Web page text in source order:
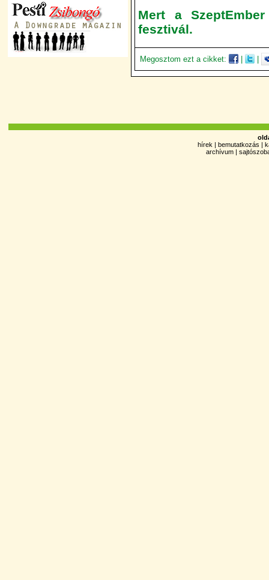
Mert a
fesztivál.
Megosztom ezt a cikket:
hírek | bemutatkozás |
archívum |